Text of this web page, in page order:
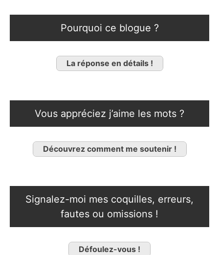
Pourquoi ce blogue ?
La réponse en détails !
Vous appréciez j’aime les mots ?
Découvrez comment me soutenir !
Signalez-moi mes coquilles, erreurs,
fautes ou omissions !
Défoulez-vous !